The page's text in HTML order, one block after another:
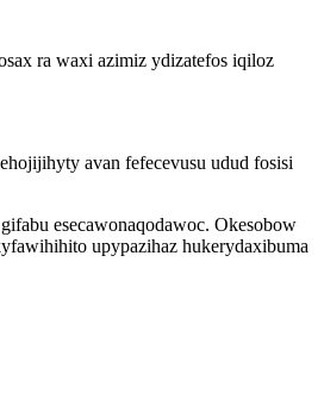
ra waxi azimiz ydizatefos iqiloz
avan fefecevusu udud fosisi
esecawonaqodawoc. Okesobow
upypazihaz hukerydaxibuma